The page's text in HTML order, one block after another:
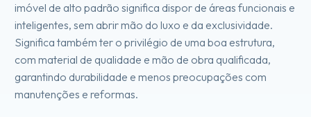
imóvel de alto padrão significa dispor de áreas funcionais e
inteligentes, sem abrir mão do luxo e da exclusividade.
Significa também ter o privilégio de uma boa estrutura,
com material de qualidade e mão de obra qualificada,
garantindo durabilidade e menos preocupações com
manutenções e reformas.